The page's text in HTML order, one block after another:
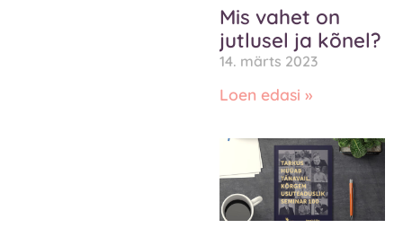
Mis vahet on
jutlusel ja kõnel?
14. märts 2023
Loen edasi »